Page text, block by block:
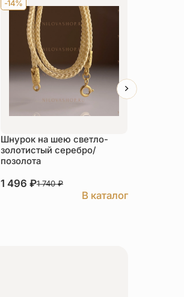
-14%
Шнурок на шею светло-
золотистый серебро/
позолота
1 496 ₽1 740₽
В каталог